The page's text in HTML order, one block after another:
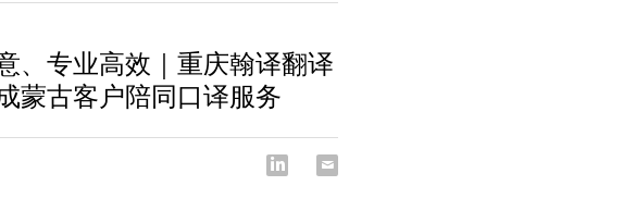
、专业高效｜重庆翰译翻译
蒙古客户陪同口译服务